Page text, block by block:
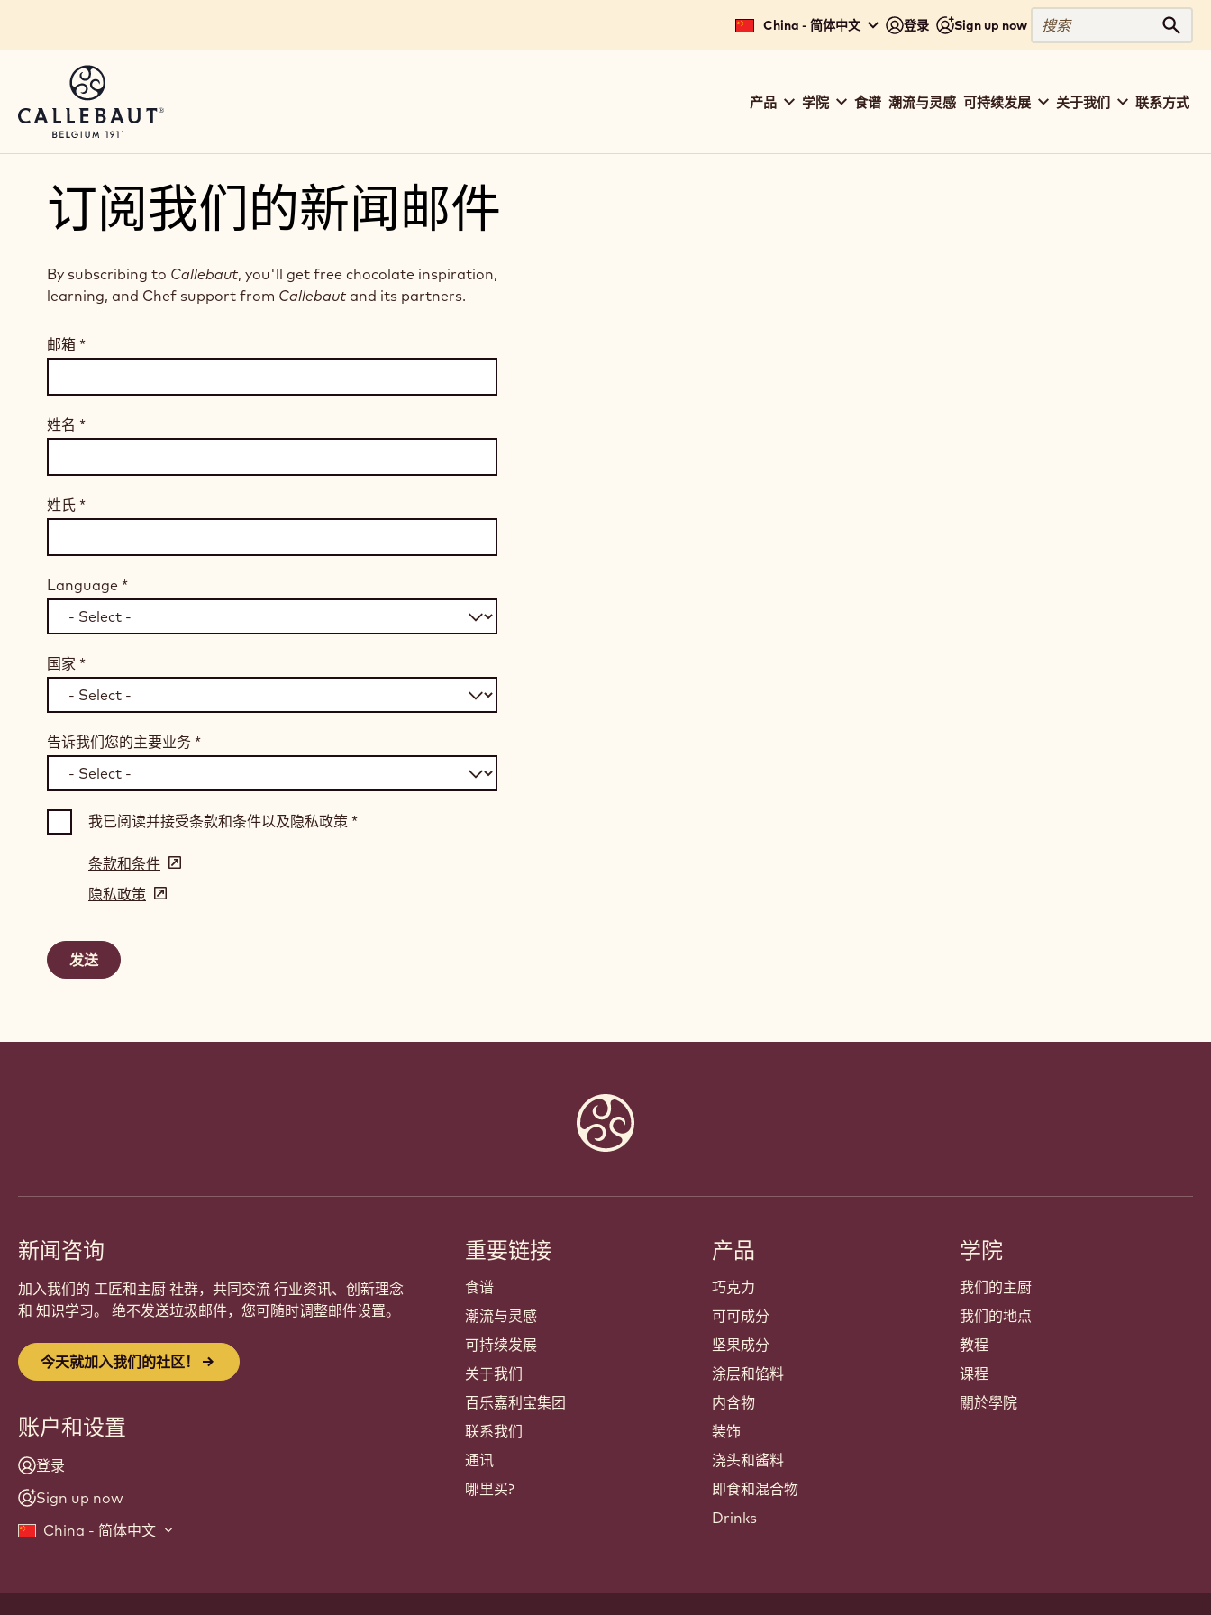
China - 简体中文 登录 Sign up now
搜
索
搜索
navigation
产品 学院 食谱 潮流与灵感 可持续发展 关于我们 联系方式
订阅我们的新闻邮件
By subscribing to Callebaut, you'll get free chocolate inspiration,
learning, and Chef support from Callebaut and its partners.
邮箱 *
姓名 *
姓氏 *
Language *
国家 *
告诉我们您的主要业务 *
我已阅读并接受条款和条件以及隐私政策 *
条款和条件 (opens
in
隐私政策 (opens
新闻咨询
加入我们的 工匠和主厨 社群，共同交流 行业资讯、创新理念
和 知识学习。 绝不发送垃圾邮件，您可随时调整邮件设置。
今天就加入我们的社区！
账户和设置
登录
Sign up now
China - 简体中文
Footer
Callebaut
重要链接
食谱
潮流与灵感
可持续发展
关于我们
百乐嘉利宝集团
联系我们
通讯
哪里买?
产品
巧克力
可可成分
坚果成分
涂层和馅料
内含物
装饰
浇头和酱料
即食和混合物
Drinks
学院
我们的主厨
我们的地点
教程
课程
關於學院